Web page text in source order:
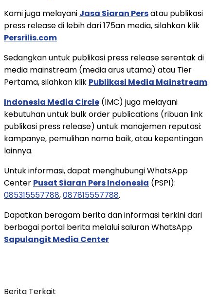
Kami juga melayani Jasa Siaran Persatau publikasi
press release di lebih dari 175an media, silahkan klik
Persrilis.com
Sedangkan untuk publikasi press release serentak di
media mainstream (media arus utama) atau Tier
Pertama, silahkan klik Publikasi Media Mainstream.
Indonesia Media Circle (IMC) juga melayani
kebutuhan untuk bulk order publications (ribuan link
publikasi press release) untuk manajemen reputasi:
kampanye, pemulihan nama baik, atau kepentingan
lainnya.
Untuk informasi, dapat menghubungi WhatsApp
Center Pusat Siaran Pers Indonesia (PSPI):
085315557788,087815557788.
Dapatkan beragam berita dan informasi terkini dari
berbagai portal berita melalui saluran WhatsApp
Sapulangit Media Center
Berita Terkait